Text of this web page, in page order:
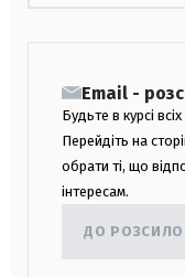
Email -
Будьте в курсі
Перейдіть на
обрати ті, що
інтересам.
ДО